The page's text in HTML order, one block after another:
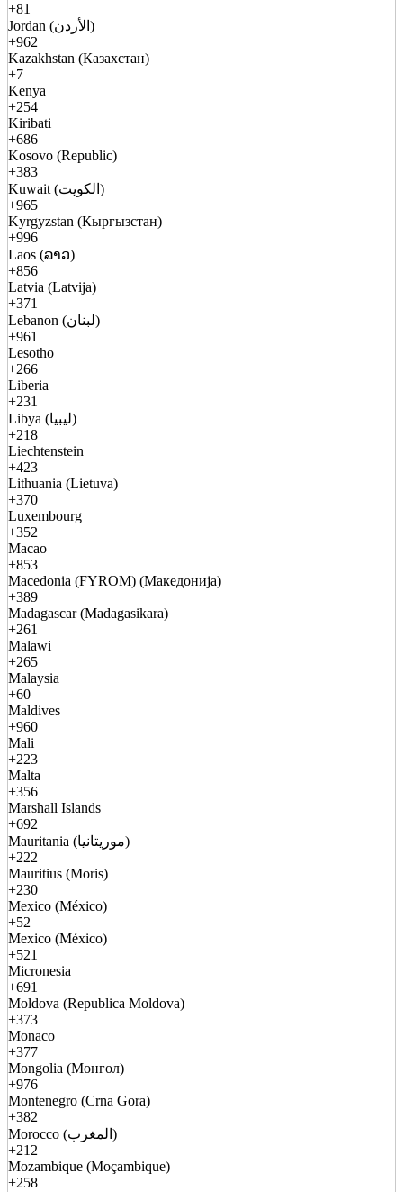
+81
Jordan (الأردن)
+962
Kazakhstan (Казахстан)
+7
Kenya
+254
Kiribati
+686
Kosovo (Republic)
+383
Kuwait (الكويت)
+965
Kyrgyzstan (Кыргызстан)
+996
Laos (ລາວ)
+856
Latvia (Latvija)
+371
Lebanon (لبنان)
+961
Lesotho
+266
Liberia
+231
Libya (ليبيا)
+218
Liechtenstein
+423
Lithuania (Lietuva)
+370
Luxembourg
+352
Macao
+853
Macedonia (FYROM) (Македонија)
+389
Madagascar (Madagasikara)
+261
Malawi
+265
Malaysia
+60
Maldives
+960
Mali
+223
Malta
+356
Marshall Islands
+692
Mauritania (موريتانيا)
+222
Mauritius (Moris)
+230
Mexico (México)
+52
Mexico (México)
+521
Micronesia
+691
Moldova (Republica Moldova)
+373
Monaco
+377
Mongolia (Монгол)
+976
Montenegro (Crna Gora)
+382
Morocco (المغرب)
+212
Mozambique (Moçambique)
+258